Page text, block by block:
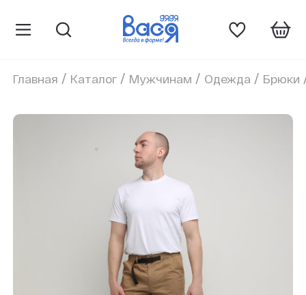
Главная / Каталог/ Мужчинам / Одежда / Брюки